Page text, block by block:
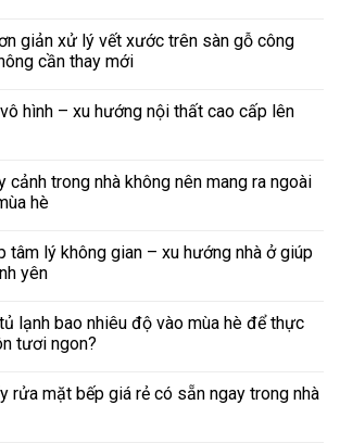
giản xử lý vết xước trên sàn gỗ công
cần thay mới
hình – xu hướng nội thất cao cấp lên
cảnh trong nhà không nên mang ra ngoài
hè
tâm lý không gian – xu hướng nhà ở giúp
yên
lạnh bao nhiêu độ vào mùa hè để thực
tươi ngon?
rửa mặt bếp giá rẻ có sẵn ngay trong nhà